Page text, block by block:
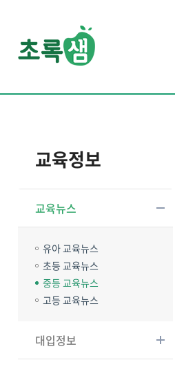
교육정보
교육뉴스
유아 교육뉴스
초등 교육뉴스
중등 교육뉴스
고등 교육뉴스
대입정보